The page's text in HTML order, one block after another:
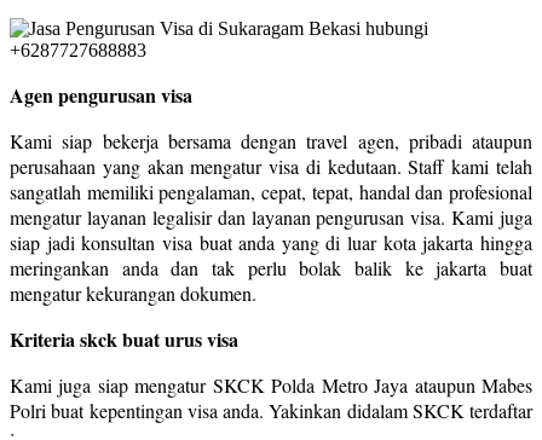
Agen pengurusan visa
Kami siap bekerja bersama dengan travel agen, pribadi ataupun
perusahaan yang akan mengatur visa di kedutaan. Staff kami telah
sangatlah memiliki pengalaman, cepat, tepat, handal dan profesional
mengatur layanan legalisir dan layanan pengurusan visa. Kami juga
siap jadi konsultan visa buat anda yang di luar kota jakarta hingga
meringankan anda dan tak perlu bolak balik ke jakarta buat
mengatur kekurangan dokumen.
Kriteria skck buat urus visa
Kami juga siap mengatur SKCK Polda Metro Jaya ataupun Mabes
Polri buat kepentingan visa anda. Yakinkan didalam SKCK terdaftar